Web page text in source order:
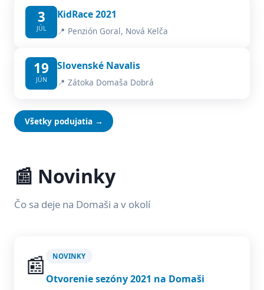
3
JÚL
KidRace 2021
📍 Penzión Goral, Nová Kelča
19
JÚN
Slovenské Navalis
📍 Zátoka Domaša Dobrá
Všetky podujatia →
📰 Novinky
Čo sa deje na Domaši a v okolí
📰 NOVINKY
Otvorenie sezóny 2021 na Domaši